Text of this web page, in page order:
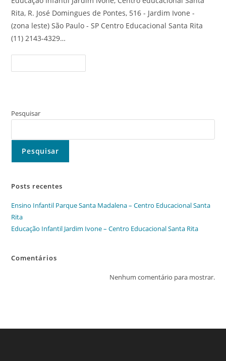
Rita, R. José Domingues de Pontes, 516 - Jardim Ivone -
(zona leste) São Paulo - SP Centro Educacional Santa Rita
(11) 2143-4329…
Infantil
Rita
Pesquisar
Pesquisar
Posts recentes
Ensino Infantil Parque Santa Madalena – Centro Educacional Santa
Rita
Educação Infantil Jardim Ivone – Centro Educacional Santa Rita
Comentários
Nenhum comentário para mostrar.